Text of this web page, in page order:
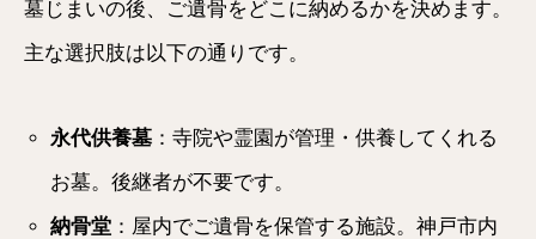
墓じまいの後、ご遺骨をどこに納めるかを決めます。
主な選択肢は以下の通りです。
永代供養墓 ：寺院や霊園が管理・供養してくれる
お墓。後継者が不要です。
納骨堂 ：屋内でご遺骨を保管する施設。神戸市内